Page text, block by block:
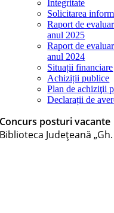
Integritate
Solicitarea
Raport de
anul 2025
Raport de
anul 2024
Situații financiare
Achiziții publice
Plan de achiziţii
Declarații de
Concurs posturi vacante
Biblioteca Judeţeană